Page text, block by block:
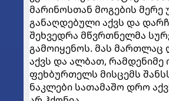
მარინოსთან მოგების მერე
განაღდებული აქვს და
შეხვედრა მწვრთნელმა
გამოიყენოს. მას მართლაც
აქვს და ალბათ, რამდენიმე
ფეხბურთელს მისცემს
ნაკლები სათამაშო დრო